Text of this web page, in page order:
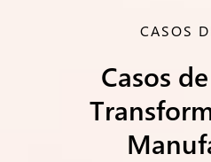
CASOS
Casos